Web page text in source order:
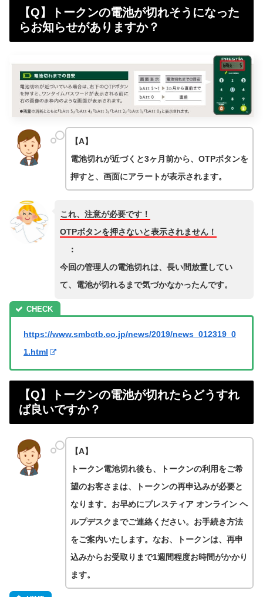
【Q】トークンの電池が切れそうになった
らお知らせがありますか？
【A】
電池切れが近づくと3ヶ月前から、OTPボタンを
押すと、画面にアラートが表示されます。
これ、注意が必要です！
OTPボタンを押さないと表示されません！
：
今回の管理人の電池切れは、長い間放置してい
て、電池が切れるまで気づかなかったんです。
https://www.smbctb.co.jp/news/2019/news_012319_0
1.html
【Q】トークンの電池が切れたらどうすれ
ば良いですか？
【A】
トークン電池切れ後も、トークンの利用をご希
望のお客さまは、トークンの再申込みが必要と
なります。お早めにプレスティア オンライン ヘ
ルプデスクまでご連絡ください。お手続き方法
をご案内いたします。なお、トークンは、再申
込みからお受取りまで1週間程度お時間がかかり
ます。